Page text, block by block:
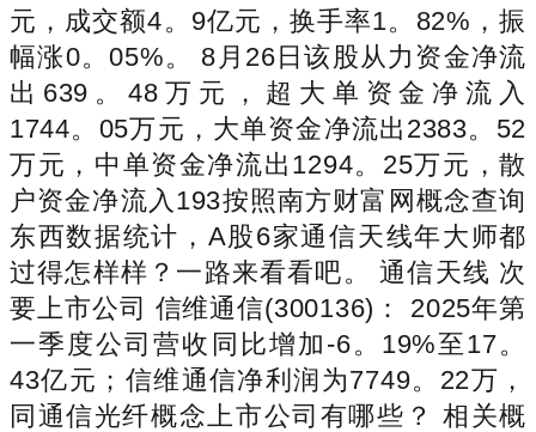
元，成交额4。9亿元，换手率1。82%，振
幅涨0。05%。 8月26日该股从力资金净流
出639。48万元，超大单资金净流入
1744。05万元，大单资金净流出2383。52
万元，中单资金净流出1294。25万元，散
户资金净流入193按照南方财富网概念查询
东西数据统计，A股6家通信天线年大师都
过得怎样样？一路来看看吧。 通信天线 次
要上市公司 信维通信(300136)： 2025年第
一季度公司营收同比增加-6。19%至17。
43亿元；信维通信净利润为7749。22万，
同通信光纤概念上市公司有哪些？ 相关概